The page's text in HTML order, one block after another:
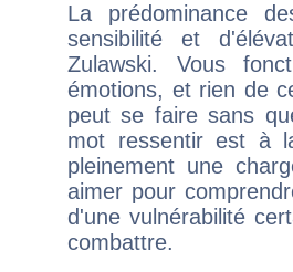
La prédominance
sensibilité et
Zulawski. Vous
émotions, et rien de
peut se faire sans
mot ressentir est à
pleinement une
aimer pour
d'une vulnérabilité
combattre.